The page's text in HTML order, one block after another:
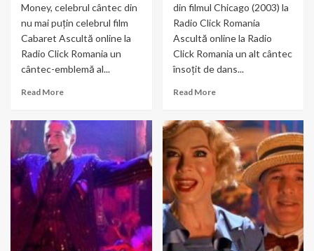
Money, celebrul cântec din
nu mai puțin celebrul film
Cabaret Ascultă online la
Radio Click Romania un
cântec-emblemă al...
Read MoreRead
Liza
Minnelli
si
Joel
Gray
–
din filmul Chicago (2003) la
Radio Click Romania
Ascultă online la Radio
Click Romania un alt cântec
însoțit de dans...
Read MoreRead
Nowadays
–
muzica
si
dans
din
Chicago